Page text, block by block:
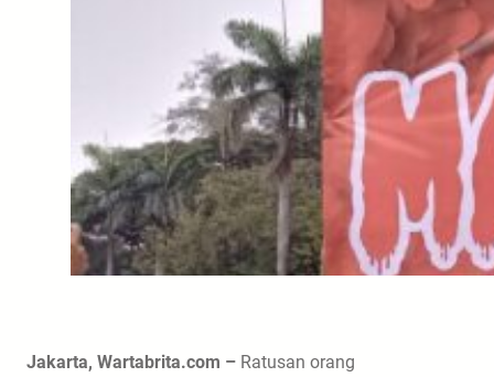
Jakarta, Wartabrita.com – Ratusan orang